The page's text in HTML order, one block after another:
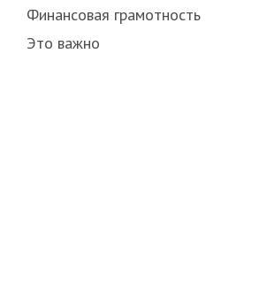
Финансовая грамотность
Это важно